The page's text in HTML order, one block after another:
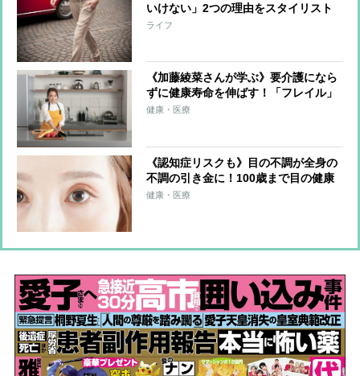
いけない」2つの理由をスタイリスト
が解説
ライフ
《加藤綾菜さんが学ぶ》要介護になら
ずに健康寿命を伸ばす！「フレイル」
予防に実践したい簡単トレーニング
健康・医療
《認知症リスクも》目の不調が全身の
不調の引き金に！100歳まで目の健康
を保つための3つのポイント
健康・医療